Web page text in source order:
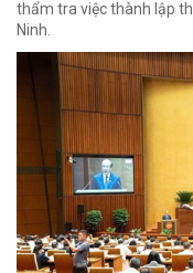
thẩm tra việc thành lập
Ninh.